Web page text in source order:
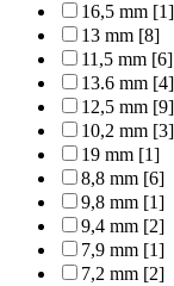
16,5 mm [1]
13 mm [8]
11,5 mm [6]
13.6 mm [4]
12,5 mm [9]
10,2 mm [3]
19 mm [1]
8,8 mm [6]
9,8 mm [1]
9,4 mm [2]
7,9 mm [1]
7,2 mm [2]